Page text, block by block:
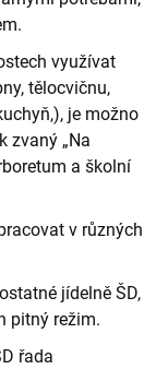
využívat
tělocvičnu,
je možno
zvaný „Na
a školní
v různých
jídelně ŠD,
pitný režim.
řada